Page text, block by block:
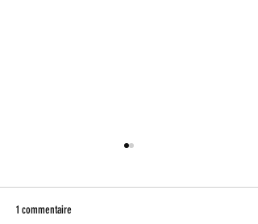
1 commentaire